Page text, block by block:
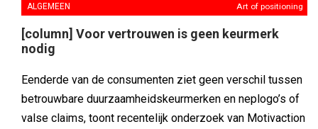
ALGEMEEN Art of positioning
[column] Voor vertrouwen is geen keurmerk
nodig
Eenderde van de consumenten ziet geen verschil tussen
betrouwbare duurzaamheidskeurmerken en neplogo’s of
valse claims, toont recentelijk onderzoek van Motivaction